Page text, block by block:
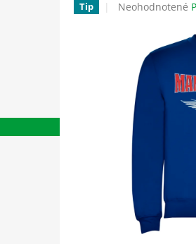
Tip
Priemerné
hviezdičiek.
Neohodnotené